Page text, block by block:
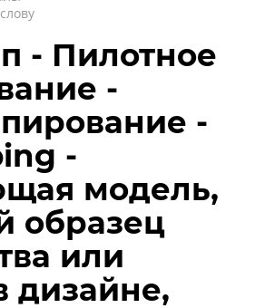
- Пилотное
-
-
-
модель,
образец
или
дизайне,